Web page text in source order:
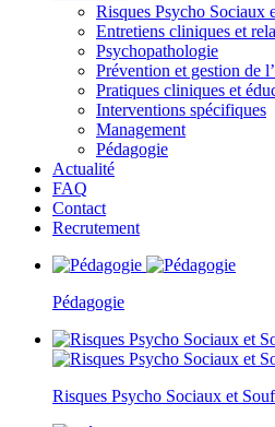
Risques Psycho Sociaux
Entretiens cliniques et
Psychopathologie
Prévention et gestion de
Pratiques cliniques et
Interventions spécifiques
Management
Pédagogie
Actualité
FAQ
Contact
Recrutement
Pédagogie
Risques Psycho Sociaux et